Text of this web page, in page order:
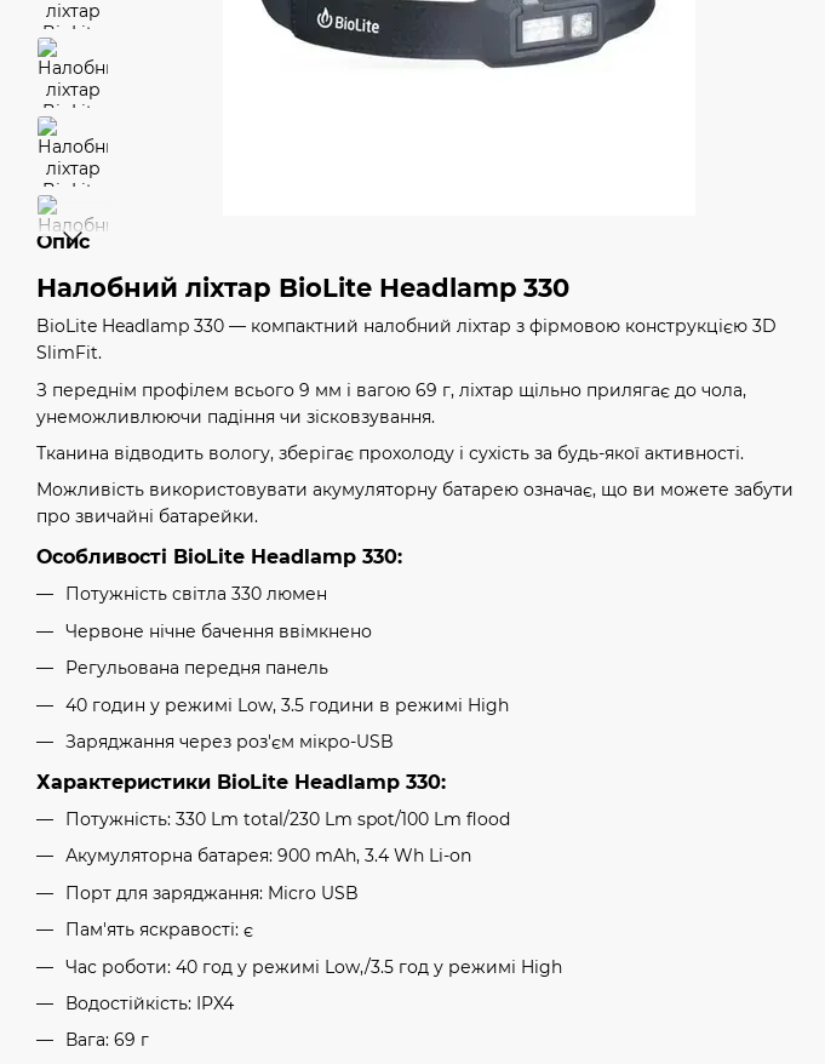
Опис
Налобний ліхтар BioLite Headlamp 330
BioLite Headlamp 330 — компактний налобний ліхтар з фірмовою конструкцією 3D
SlimFit.
З переднім профілем всього 9 мм і вагою 69 г, ліхтар щільно прилягає до чола,
унеможливлюючи падіння чи зісковзування.
Тканина відводить вологу, зберігає прохолоду і сухість за будь-якої активності.
Можливість використовувати акумуляторну батарею означає, що ви можете забути
про звичайні батарейки.
Особливості BioLite Headlamp 330:
Потужність світла 330 люмен
Червоне нічне бачення ввімкнено
Регульована передня панель
40 годин у режимі Low, 3.5 години в режимі High
Заряджання через роз'єм мікро-USB
Характеристики BioLite Headlamp 330:
Потужність: 330 Lm total/230 Lm spot/100 Lm flood
Акумуляторна батарея: 900 mAh, 3.4 Wh Li-on
Порт для заряджання: Micro USB
Пам'ять яскравості: є
Час роботи: 40 год у режимі Low,/3.5 год у режимі High
Водостійкість: IPX4
Вага: 69 г